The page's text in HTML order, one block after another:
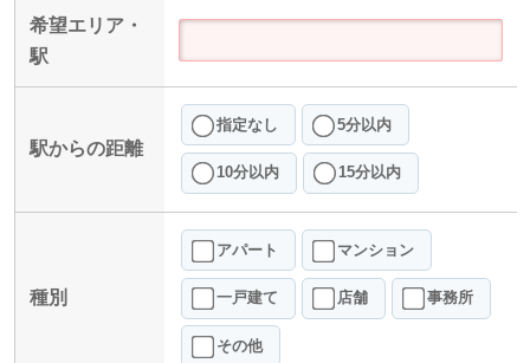
希望エリア・
駅
駅からの距離
指定なし 5分以内
10分以内 15分以内
種別
アパート マンション
一戸建て 店舗 事務所
その他